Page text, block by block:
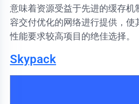
意味着资源受益于先进的缓存机
容交付优化的网络进行提供，使
性能要求较高项目的绝佳选择。
Skypack